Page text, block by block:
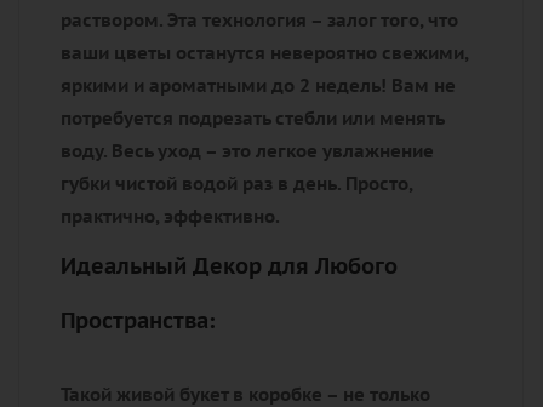
раствором. Эта технология – залог того, что
ваши цветы останутся невероятно свежими,
яркими и ароматными до 2 недель! Вам не
потребуется подрезать стебли или менять
воду. Весь уход – этолегкое увлажнение
губки чистой водой раз в день. Просто,
практично, эффективно.
Идеальный Декор для Любого
Пространства:
Такой живой букет в коробке – не только